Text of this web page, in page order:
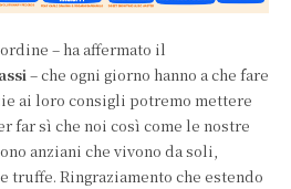
– ha affermato il
– che ogni giorno hanno a che fare
ai loro consigli potremo mettere
far sì che noi così come le nostre
anziani che vivono da soli,
Ringraziamento che estendo